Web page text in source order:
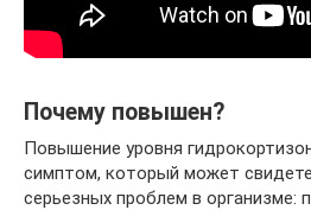
Почему повышен?
Повышение уровня
симптом, который может
серьезных проблем в организме: